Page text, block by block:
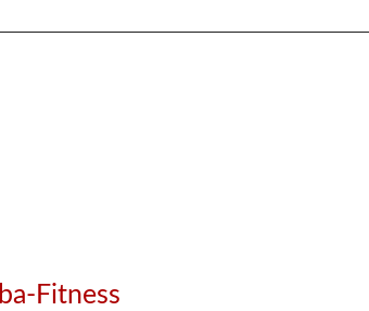
Fitness